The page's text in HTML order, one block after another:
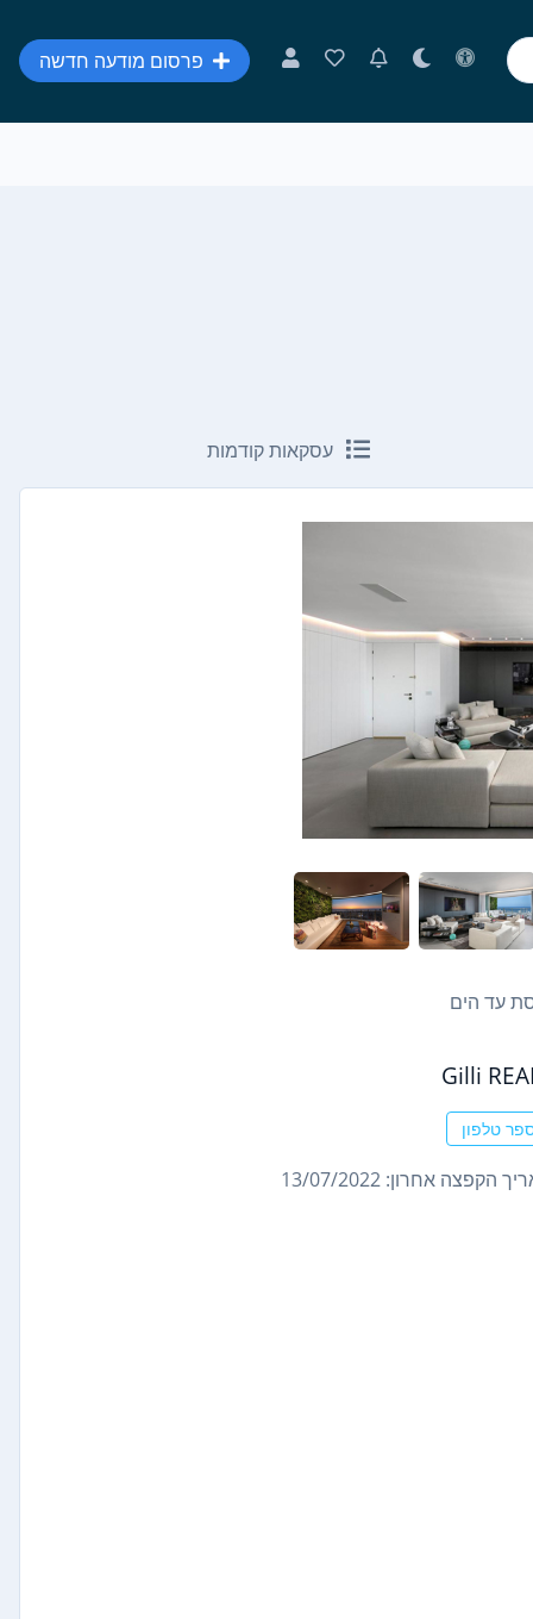
פרסום מודעה חדשה
עסקאות קודמות
עד הים
Gilli
טלפון
הקפצה אחרון: 13/07/2022